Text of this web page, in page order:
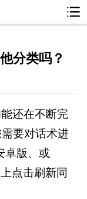
分类吗？
还在不断完
要对话术进
卓版、或
点击刷新同